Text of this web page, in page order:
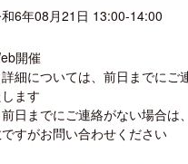
6年08月21日 13:00-14:00
開催
詳細については、前日までにご
ます
日までにご連絡がない場合は
すがお問い合わせください